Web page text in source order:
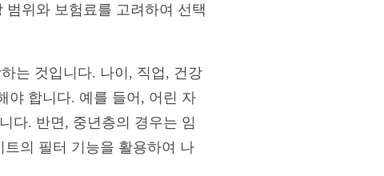
위와 보험료를 고려하여 선택
는 것입니다. 나이, 직업, 건강
야 합니다. 예를 들어, 어린 자
다. 반면, 중년층의 경우는 임
의 필터 기능을 활용하여 나